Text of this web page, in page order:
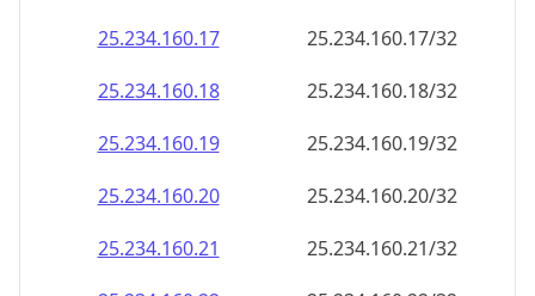
25.234.160.17
25.234.160.17/32
25.234.160.18
25.234.160.18/32
25.234.160.19
25.234.160.19/32
25.234.160.20
25.234.160.20/32
25.234.160.21
25.234.160.21/32